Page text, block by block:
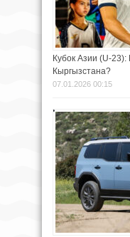
Кубок Азии (U-23):
Кыргызстана?
07.01.2026 00:15